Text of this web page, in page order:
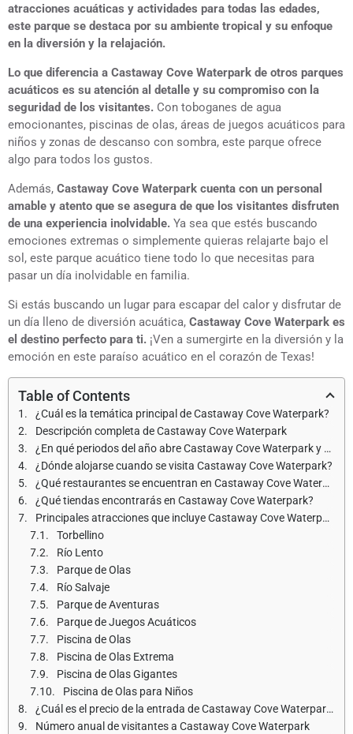
atracciones acuáticas y actividades para todas las edades,
este parque se destaca por su ambiente tropical y su enfoque
en la diversión y la relajación.
Lo que diferencia a Castaway Cove Waterpark de otros parques
acuáticos es su atención al detalle y su compromiso con la
seguridad de los visitantes. Con toboganes de agua
emocionantes, piscinas de olas, áreas de juegos acuáticos para
niños y zonas de descanso con sombra, este parque ofrece
algo para todos los gustos.
Además, Castaway Cove Waterpark cuenta con un personal
amable y atento que se asegura de que los visitantes disfruten
de una experiencia inolvidable. Ya sea que estés buscando
emociones extremas o simplemente quieras relajarte bajo el
sol, este parque acuático tiene todo lo que necesitas para
pasar un día inolvidable en familia.
Si estás buscando un lugar para escapar del calor y disfrutar de
un día lleno de diversión acuática, Castaway Cove Waterpark es
el destino perfecto para ti. ¡Ven a sumergirte en la diversión y la
emoción en este paraíso acuático en el corazón de Texas!
Table of Contents
¿Cuál es la temática principal de Castaway Cove Waterpark?
Descripción completa de Castaway Cove Waterpark
¿En qué periodos del año abre Castaway Cove Waterpark y cuáles son los horarios de apertura?
¿Dónde alojarse cuando se visita Castaway Cove Waterpark?
¿Qué restaurantes se encuentran en Castaway Cove Waterpark?
¿Qué tiendas encontrarás en Castaway Cove Waterpark?
Principales atracciones que incluye Castaway Cove Waterpark
Torbellino
Río Lento
Parque de Olas
Río Salvaje
Parque de Aventuras
Parque de Juegos Acuáticos
Piscina de Olas
Piscina de Olas Extrema
Piscina de Olas Gigantes
Piscina de Olas para Niños
¿Cuál es el precio de la entrada de Castaway Cove Waterpark para adultos y niños?
Número anual de visitantes a Castaway Cove Waterpark